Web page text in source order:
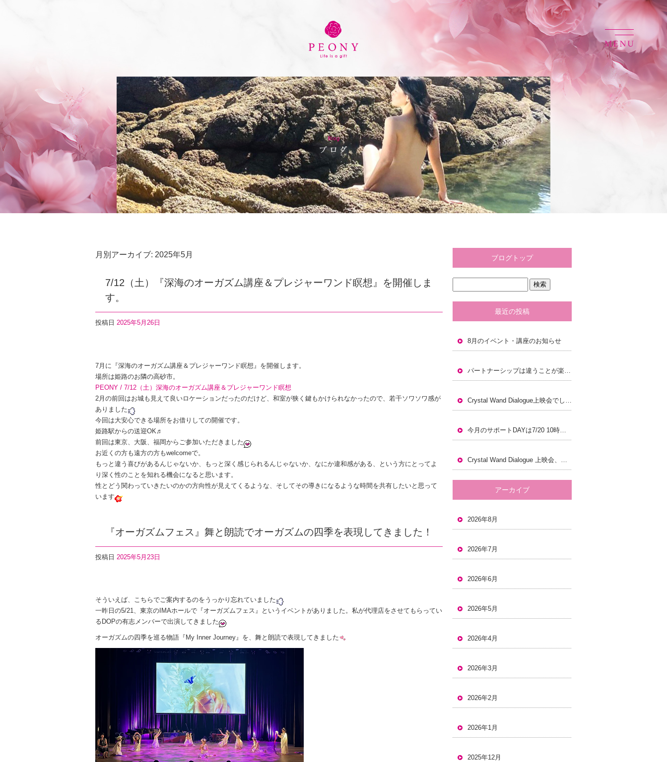
月別アーカイブ: 2025年5月
7/12（土）『深海のオーガズム講座＆プレジャーワンド瞑想』を開催しま
す。
投稿日 2025年5月26日
a
c
e
b
o
o
k
wi
tt
er
n
e
7月に『深海のオーガズム講座＆プレジャーワンド瞑想』を開催します。
場所は姫路のお隣の高砂市。
PEONY / 7/12（土）深海のオーガズム講座＆プレジャーワンド瞑想
2月の前回はお城も見えて良いロケーションだったのだけど、和室が狭く鍵もかけられなかったので、若干ソワソワ感が
ありました
今回は大安心できる場所をお借りしての開催です。
姫路駅からの送迎OK♬
前回は東京、大阪、福岡からご参加いただきました
お近くの方も遠方の方もwelcomeで。
もっと違う喜びがあるんじゃないか、もっと深く感じられるんじゃないか、なにか違和感がある、という方にとってよ
り深く性のことを知れる機会になると思います。
性とどう関わっていきたいのかの方向性が見えてくるような、そしてその導きになるような時間を共有したいと思って
います
『オーガズムフェス』舞と朗読でオーガズムの四季を表現してきました！
投稿日 2025年5月23日
a
c
e
b
wi
tt
er
n
e
そういえば、こちらでご案内するのをうっかり忘れていました
一昨日の5/21、東京のIMAホールで『オーガズムフェス』というイベントがありました。私が代理店をさせてもらってい
るDOPの有志メンバーで出演してきました
オーガズムの四季を巡る物語『My Inner Journey』を、舞と朗読で表現してきました
ブログトップ
最近の投稿
8月のイベント・講座のお知らせ
パートナーシップは違うことが楽しく豊かなこと。
Crystal Wand Dialogue上映会でした！
今月のサポートDAYは7/20 10時から
Crystal Wand Dialogue 上映会、岡山でも開催します。
アーカイブ
2026年8月
2026年7月
2026年6月
2026年5月
2026年4月
2026年3月
2026年2月
2026年1月
2025年12月